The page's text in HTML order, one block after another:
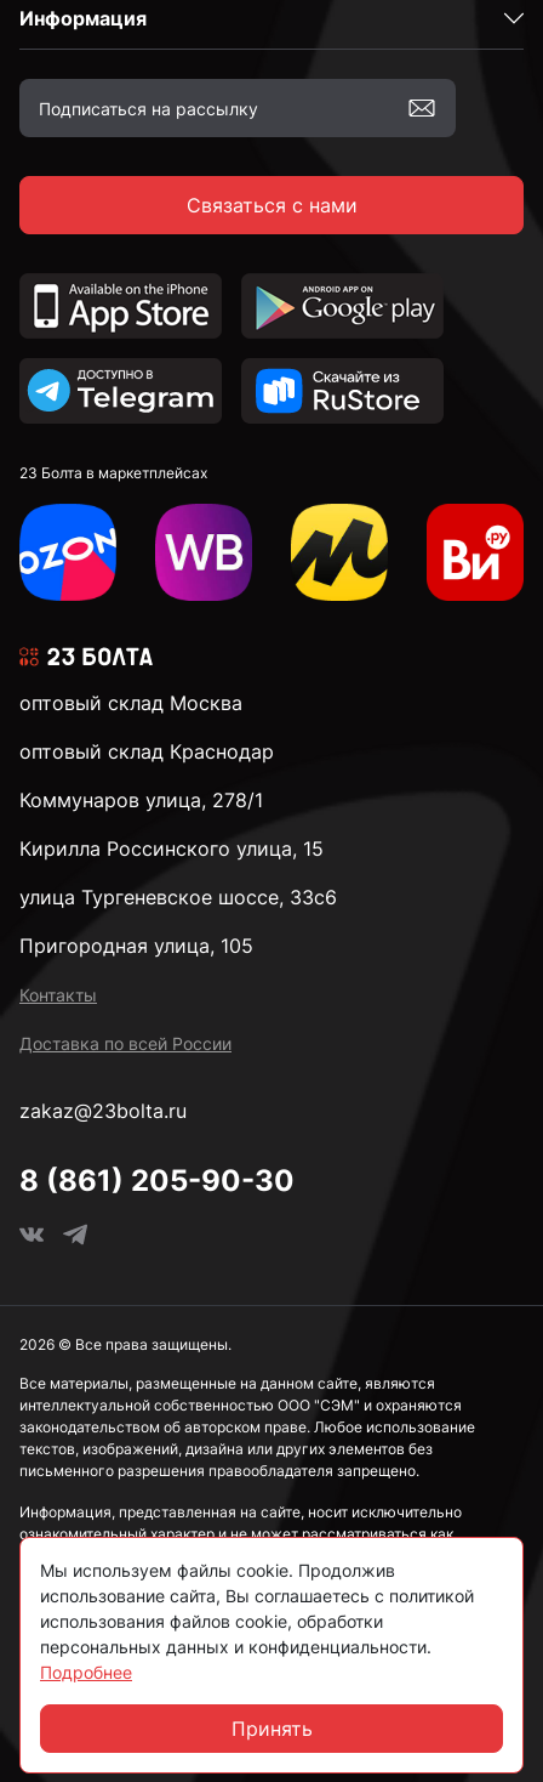
Информация
Связаться с нами
23 Болта в маркетплейсах
оптовый склад Москва
оптовый склад Краснодар
Коммунаров улица, 278/1
Кирилла Россинского улица, 15
улица Тургеневское шоссе, 33с6
Пригородная улица, 105
Контакты
Доставка по всей России
zakaz@23bolta.ru
8 (861) 205-90-30
Все материалы, размещенные на данном сайте, являются
интеллектуальной собственностью ООО "СЭМ" и охраняются
законодательством об авторском праве. Любое использование
текстов, изображений, дизайна или других элементов без
письменного разрешения правообладателя запрещено.
Информация, представленная на сайте, носит исключительно
ознакомительный характер и не может рассматриваться как
Политика конфиденциальности
Согласие на обработку данных
Пользовательское соглашение
2026 © Все права защищены.
Мы используем файлы cookie. Продолжив
использование сайта, Вы соглашаетесь с политикой
использования файлов cookie, обработки
персональных данных и конфиденциальности.
Подробнее
Принять